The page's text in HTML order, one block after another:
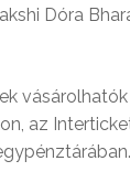
Dóra
az